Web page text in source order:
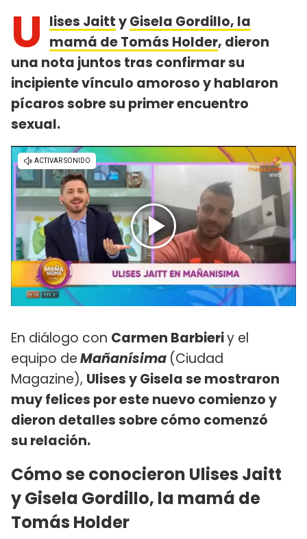
U lises JaittyGisela Gordillo, la
mamá de Tomás Holder, dieron
una nota juntos tras confirmar su
incipiente vínculo amoroso y hablaron
pícaros sobre su primer encuentro
sexual.
En diálogo con Carmen Barbieriy el
equipo deMañanísima (Ciudad
Magazine), Ulises y Gisela se mostraron
muy felices por este nuevo comienzo y
dieron detalles sobre cómo comenzó
su relación.
Cómo se conocieron Ulises Jaitt
y Gisela Gordillo, la mamá de
Tomás Holder